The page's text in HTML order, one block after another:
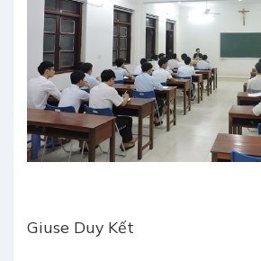
Giuse Duy Kết